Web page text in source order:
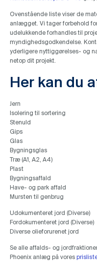
Ovenstående liste viser de
anlægget. Vi tager forbehold
udelukkende forhandles til
myndighedsgodkendelse.
yderligere nyttiggørelses- og
netop dit projekt.
Her kan du
Jern
Isolering til sortering
Stenuld
Gips
Glas
Bygningsglas
Træ (A1, A2, A4)
Plast
Bygningsaffald
Have- og park affald
Mursten til genbrug
Udokumenteret jord (Diverse)
Fordokumenteret jord (Diverse)
Diverse olieforurenet jord
Se alle affalds- og
Phoenix anlæg på vores